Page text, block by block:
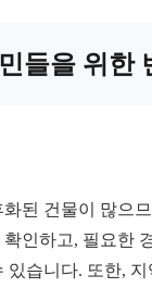
들을 위한
된 건물이 많으
인하고, 필요한
있습니다. 또한,